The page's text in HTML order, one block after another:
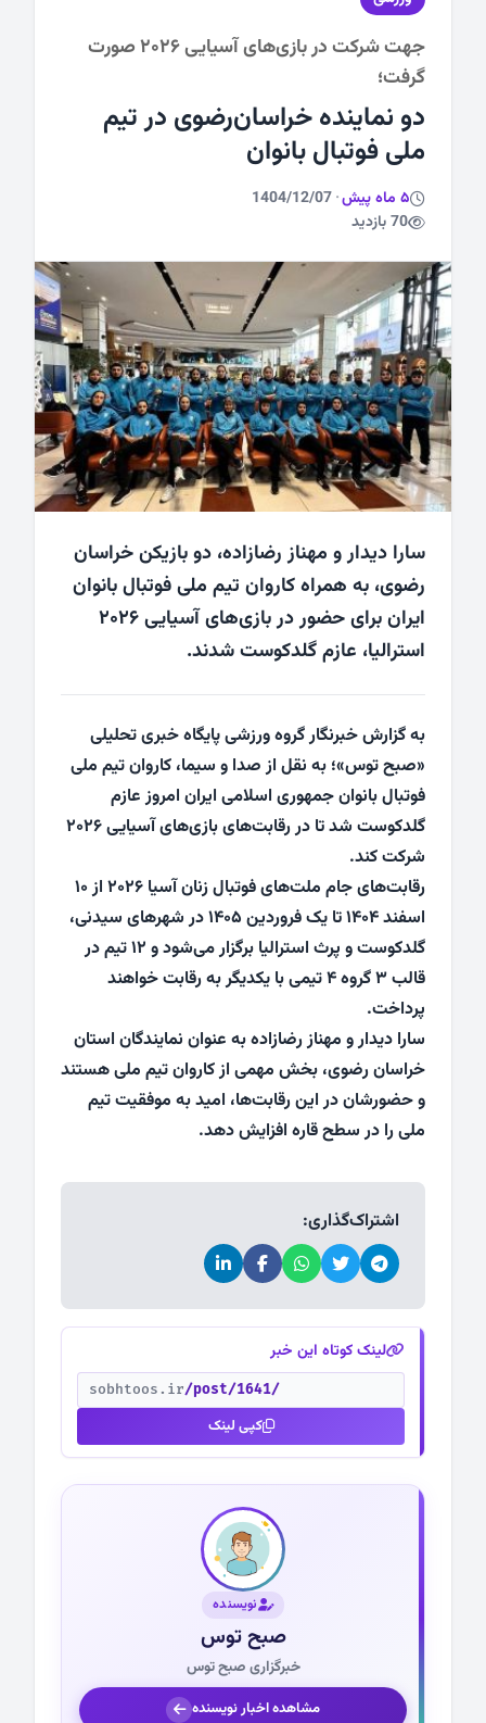
ورزشی
جهت شرکت در بازی‌های آسیایی ۲۰۲۶ صورت
گرفت؛
دو نماینده خراسان‌رضوی در تیم
ملی فوتبال بانوان
5 ماه پیش ·
1404/12/07
70 بازدید
سارا دیدار و مهناز رضازاده، دو بازیکن خراسان
رضوی، به همراه کاروان تیم ملی فوتبال بانوان
ایران برای حضور در بازی‌های آسیایی ۲۰۲۶
استرالیا، عازم گلدکوست شدند.
به گزارش خبرنگار گروه ورزشی پایگاه خبری تحلیلی
«صبح توس»؛ به نقل از صدا و سیما، کاروان تیم ملی
فوتبال بانوان جمهوری اسلامی ایران امروز عازم
گلدکوست شد تا در رقابت‌های بازی‌های آسیایی ۲۰۲۶
شرکت کند.
رقابت‌های جام ملت‌های فوتبال زنان آسیا ۲۰۲۶ از ۱۰
اسفند ۱۴۰۴ تا یک فروردین ۱۴۰۵ در شهرهای سیدنی،
گلدکوست و پرث استرالیا برگزار می‌شود و ۱۲ تیم در
قالب ۳ گروه ۴ تیمی با یکدیگر به رقابت خواهند
پرداخت.
سارا دیدار و مهناز رضازاده به عنوان نمایندگان استان
خراسان رضوی، بخش مهمی از کاروان تیم ملی هستند
و حضورشان در این رقابت‌ها، امید به موفقیت تیم
ملی را در سطح قاره افزایش دهد.
اشتراک‌گذاری:
لینک کوتاه این خبر
sobhtoos.ir/post/1641/
کپی لینک
نویسنده
صبح توس
خبرگزاری صبح توس
مشاهده اخبار نویسنده